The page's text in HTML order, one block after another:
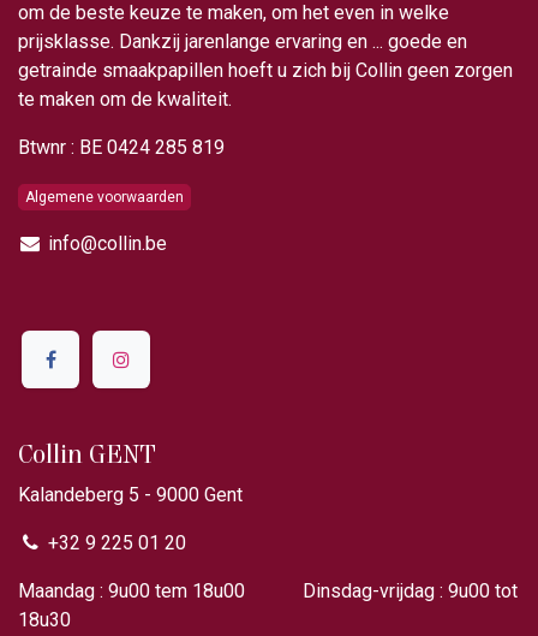
om de beste keuze te maken, om het even in welke
prijsklasse. Dankzij jarenlange ervaring en ... goede en
getrainde smaakpapillen hoeft u zich bij Collin geen zorgen
te maken om de kwaliteit.
Btwnr : BE 0424 285 819
Algemene voorwaarden
info@collin.be
Collin GENT
Kalandeberg 5 - 9000 Gent​
+32 9 225 01 20
Maandag : 9u00 tem 18u00 Dinsdag-vrijdag : 9u00 tot
18u30